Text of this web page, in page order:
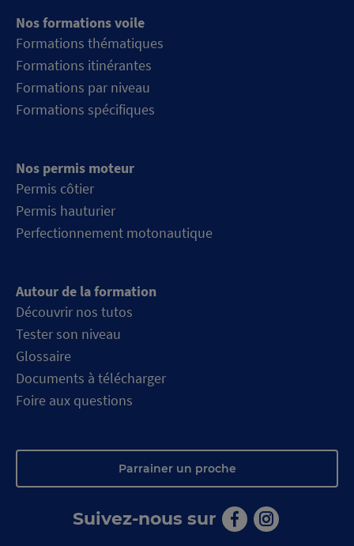
Nos formations voile
Formations thématiques
Formations itinérantes
Formations par niveau
Formations spécifiques
Nos permis moteur
Permis côtier
Permis hauturier
Perfectionnement motonautique
Autour de la formation
Découvrir nos tutos
Tester son niveau
Glossaire
Documents à télécharger
Foire aux questions
Parrainer un proche
Suivez-nous sur
Aller Aller